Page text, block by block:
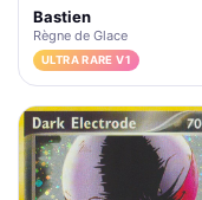
Bastien
Règne de Glace
ULTRA RARE V1